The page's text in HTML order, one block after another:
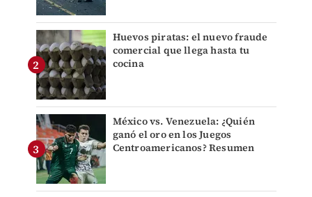
Huevos piratas: el nuevo fraude
comercial que llega hasta tu
cocina
México vs. Venezuela: ¿Quién
ganó el oro en los Juegos
Centroamericanos? Resumen